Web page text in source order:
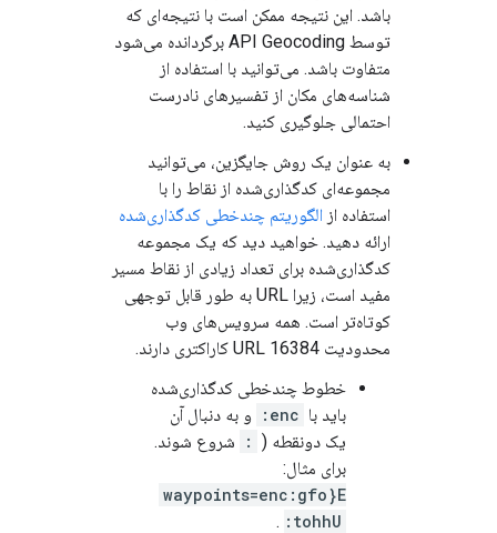
باشد. این نتیجه ممکن است با نتیجه‌ای که
توسط API Geocoding برگردانده می‌شود
متفاوت باشد. می‌توانید با استفاده از
شناسه‌های مکان از تفسیرهای نادرست
احتمالی جلوگیری کنید.
به عنوان یک روش جایگزین، می‌توانید
مجموعه‌ای کدگذاری‌شده از نقاط را با
استفاده از الگوریتم چندخطی کدگذاری‌شده
ارائه دهید. خواهید دید که یک مجموعه
کدگذاری‌شده برای تعداد زیادی از نقاط مسیر
مفید است، زیرا URL به طور قابل توجهی
کوتاه‌تر است. همه سرویس‌های وب
محدودیت URL 16384 کاراکتری دارند.
خطوط چندخطی کدگذاری‌شده
باید با enc:
و به دنبال آن
یک دونقطه ( :
شروع شوند.
برای مثال:
waypoints=enc:gfo}E
tohhU:
.